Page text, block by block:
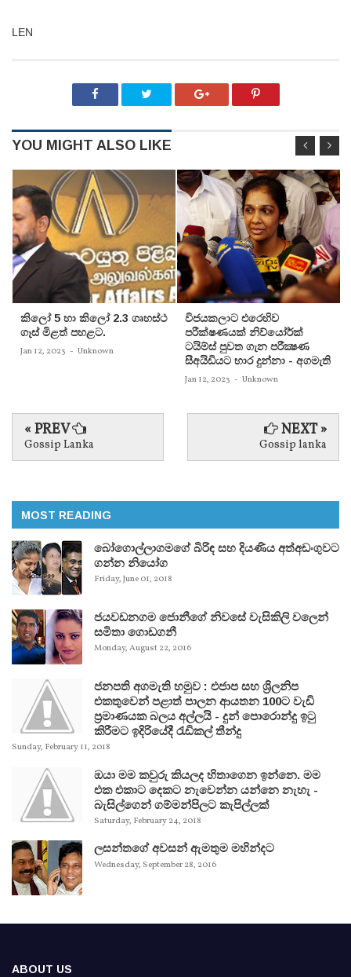
LEN
YOU MIGHT ALSO LIKE
කිලෝ 5 හා කිලෝ 2.3 ගෘහස්ථ
ගෑස් මිළත් පහළට.
Jan 12, 2023 - Unknown
විජයකලාට එරෙහිව
පරීක්‌ෂණයක්‌ නිව්යෝර්ක්‌
ටයිම්ස්‌ පුවත ගැන පරීක්‍ෂණ
සීඅයිඩියට භාර දුන්නා - අගමැති
Jan 12, 2023 - Unknown
« PREV
Gossip Lanka
NEXT »
Gossip lanka
MOST READING
බෝගොල්ලාගමගේ බිරිඳ සහ දියණිය අත්අඩංගුවට
ගන්න නියෝග
Friday, June 01, 2018
ජයවඩනගම ජොනීගේ නිවසේ වැසිකිලි වලෙන්
සමිතා ගොඩගනී
Monday, August 22, 2016
ජනපති අගමැති හමුව : එජාප සහ ශ්‍රිලනිප
එකතුවෙන් පළාත් පාලන ආයතන 100ට වැඩි
ප්‍රමාණයක බලය අල්ලයි - දුන් පොරොන්දු ඉටු
කිරීමට ඉදිරියේදී රැඩිකල් තීන්දු
Sunday, February 11, 2018
ඔයා මම කවුරු කියලද හිතාගෙන ඉන්නෙ. මම
එක එකාට දෙකට නැවෙන්න යන්නෙ නැහැ -
බැසිල්ගෙන් ගම්මන්පිලට කැපිල්ලක්
Saturday, February 24, 2018
ලසන්තගේ අවසන් ඇමතුම මහින්දට
Wednesday, September 28, 2016
ABOUT US